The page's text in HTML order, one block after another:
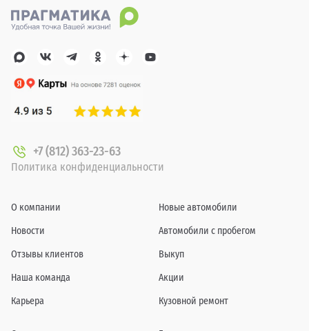
+7 (812) 363-23-63
Политика конфиденциальности
О компании
Новости
Отзывы клиентов
Наша команда
Карьера
Новые автомобили
Автомобили с пробегом
Выкуп
Акции
Кузовной ремонт